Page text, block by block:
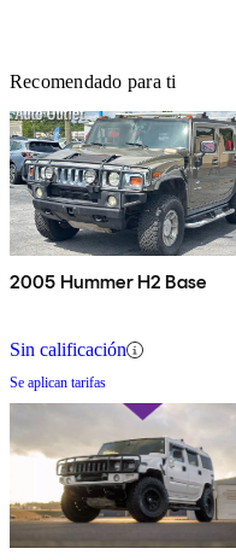
Recomendado para ti
2005 Hummer H2 Base
Sin calificación
Se aplican tarifas